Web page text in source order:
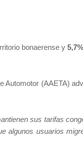
bonaerense y
(AAETA)
sus tarifas
algunos usuarios